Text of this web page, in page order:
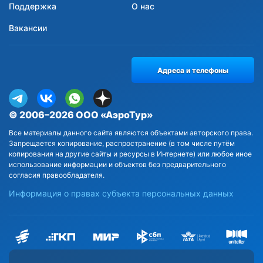
Поддержка О нас
Вакансии
© 2006–2026 ООО «АэроТур»
Все материалы данного сайта являются объектами авторского права.
Запрещается копирование, распространение (в том числе путём
копирования на другие сайты и ресурсы в Интернете) или любое иное
использование информации и объектов без предварительного
согласия правообладателя.
Информация о правах субъекта персональных данных
Адреса и телефоны